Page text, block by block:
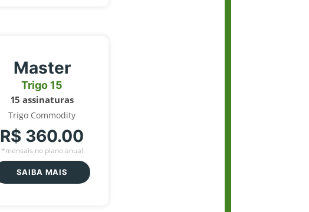
Master
Trigo 15
15 assinaturas
Trigo Commodity
R$ 360.00
*mensais no plano anual
SAIBA MAIS